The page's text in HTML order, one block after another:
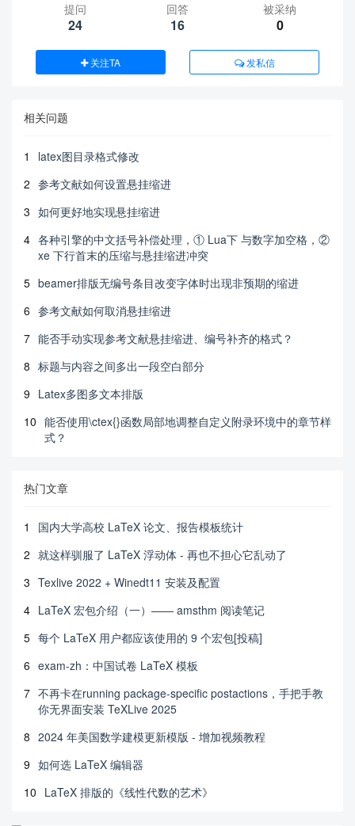
提问
24
回答
16
被采纳
0
关注TA 发私信
相关问题
1
latex图目录格式修改
2 参考文献如何设置悬挂缩进
3 如何更好地实现悬挂缩进
4 各种引擎的中文括号补偿处理，① Lua下 与数字加空格，②
xe 下行首末的压缩与悬挂缩进冲突
5 beamer排版无编号条目改变字体时出现非预期的缩进
6 参考文献如何取消悬挂缩进
7 能否手动实现参考文献悬挂缩进、编号补齐的格式？
8 标题与内容之间多出一段空白部分
9 Latex多图多文本排版
10 能否使用\ctex{}函数局部地调整自定义附录环境中的章节样
式？
热门文章
1
国内大学高校 LaTeX 论文、报告模板统计
2 就这样驯服了 LaTeX 浮动体 - 再也不担心它乱动了
3 Texlive 2022 + Winedt11 安装及配置
4 LaTeX 宏包介绍（一）—— amsthm 阅读笔记
5 每个 LaTeX 用户都应该使用的 9 个宏包[投稿]
6 exam-zh：中国试卷 LaTeX 模板
7 不再卡在running package-specific postactions，手把手教
你无界面安装 TeXLive 2025
8 2024 年美国数学建模更新模版 - 增加视频教程
9 如何选 LaTeX 编辑器
10 LaTeX 排版的《线性代数的艺术》